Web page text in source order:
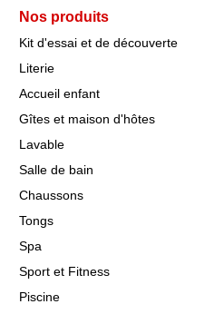
Nos produits
Kit d'essai et de découverte
Literie
Accueil enfant
Gîtes et maison d'hôtes
Lavable
Salle de bain
Chaussons
Tongs
Spa
Sport et Fitness
Piscine